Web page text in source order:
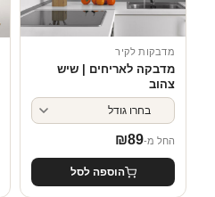
מדבקות לקיר
מדבקה לאריחים | שיש
צהוב
החל מ- ₪89
הוספה לסל